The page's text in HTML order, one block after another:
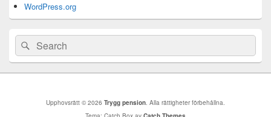
WordPress.org
Sök
efter:
Sök
Upphovsrätt © 2026 Trygg pension. Alla rättigheter förbehållna.